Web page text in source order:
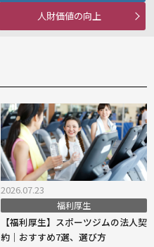
人財価値の向上
2026.07.23
福利厚生
【福利厚生】スポーツジムの法人契
約｜おすすめ7選、選び方